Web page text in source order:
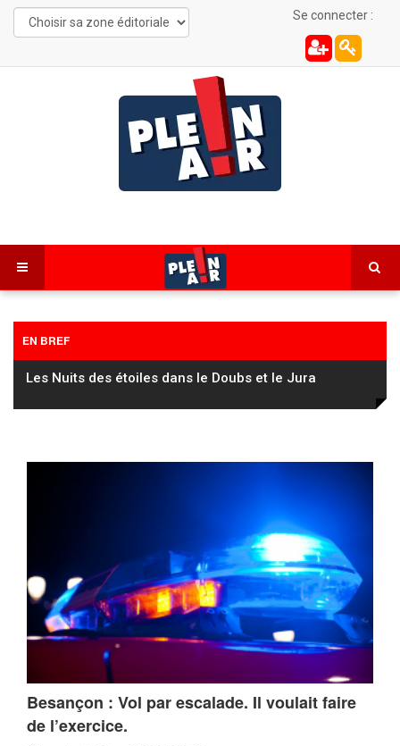
Se connecter :
EN BREF
Les Nuits des étoiles dans le Doubs et le Jura
Besançon : Vol par escalade. Il voulait faire
de l’exercice.